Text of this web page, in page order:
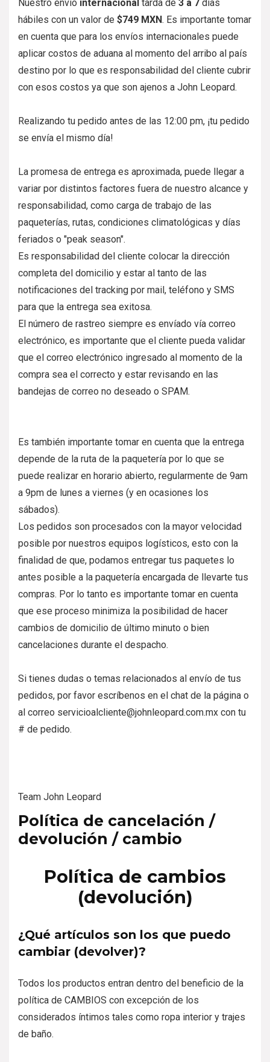
Nuestro envío internacional tarda de 3 a 7 días
hábiles con un valor de $749 MXN. Es importante tomar
en cuenta que para los envíos internacionales puede
aplicar costos de aduana al momento del arribo al país
destino por lo que es responsabilidad del cliente cubrir
con esos costos ya que son ajenos a John Leopard.
Realizando tu pedido antes de las 12:00 pm, ¡tu pedido
se envía el mismo día!
La promesa de entrega es aproximada, puede llegar a
variar por distintos factores fuera de nuestro alcance y
responsabilidad, como carga de trabajo de las
paqueterías, rutas, condiciones climatológicas y días
feriados o "peak season".
Es responsabilidad del cliente colocar la dirección
completa del domicilio y estar al tanto de las
notificaciones del tracking por mail, teléfono y SMS
para que la entrega sea exitosa.
El número de rastreo siempre es envíado vía correo
electrónico, es importante que el cliente pueda validar
que el correo electrónico ingresado al momento de la
compra sea el correcto y estar revisando en las
bandejas de correo no deseado o SPAM.
Es también importante tomar en cuenta que la entrega
depende de la ruta de la paquetería por lo que se
puede realizar en horario abierto, regularmente de 9am
a 9pm de lunes a viernes (y en ocasiones los
sábados).
Los pedidos son procesados con la mayor velocidad
posible por nuestros equipos logísticos, esto con la
finalidad de que, podamos entregar tus paquetes lo
antes posible a la paquetería encargada de llevarte tus
compras. Por lo tanto es importante tomar en cuenta
que ese proceso minimiza la posibilidad de hacer
cambios de domicilio de último minuto o bien
cancelaciones durante el despacho.
Si tienes dudas o temas relacionados al envío de tus
pedidos, por favor escríbenos en el chat de la página o
al correo servicioalcliente@johnleopard.com.mx con tu
# de pedido.
Team John Leopard
Política de cancelación /
devolución / cambio
Política de cambios
(devolución)
¿Qué artículos son los que puedo
cambiar (devolver)?
Todos los productos entran dentro del beneficio de la
política de CAMBIOS con excepción de los
considerados íntimos tales como ropa interior y trajes
de baño.